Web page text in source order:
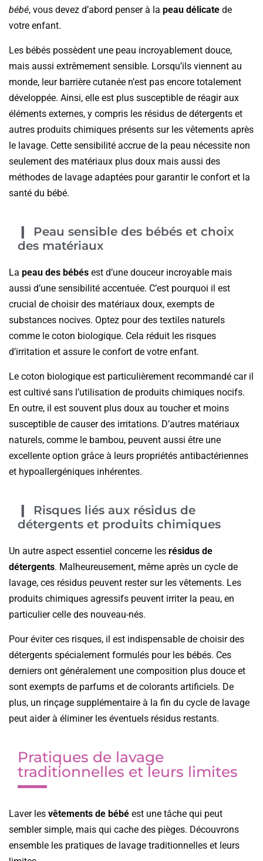
bébé, vous devez d’abord penser à la peau délicate de
votre enfant.
Les bébés possèdent une peau incroyablement douce,
mais aussi extrêmement sensible. Lorsqu’ils viennent au
monde, leur barrière cutanée n’est pas encore totalement
développée. Ainsi, elle est plus susceptible de réagir aux
éléments externes, y compris les résidus de détergents et
autres produits chimiques présents sur les vêtements après
le lavage. Cette sensibilité accrue de la peau nécessite non
seulement des matériaux plus doux mais aussi des
méthodes de lavage adaptées pour garantir le confort et la
santé du bébé.
Peau sensible des bébés et choix
des matériaux
La peau des bébés est d’une douceur incroyable mais
aussi d’une sensibilité accentuée. C’est pourquoi il est
crucial de choisir des matériaux doux, exempts de
substances nocives. Optez pour des textiles naturels
comme le coton biologique. Cela réduit les risques
d’irritation et assure le confort de votre enfant.
Le coton biologique est particulièrement recommandé car il
est cultivé sans l’utilisation de produits chimiques nocifs.
En outre, il est souvent plus doux au toucher et moins
susceptible de causer des irritations. D’autres matériaux
naturels, comme le bambou, peuvent aussi être une
excellente option grâce à leurs propriétés antibactériennes
et hypoallergéniques inhérentes.
Risques liés aux résidus de
détergents et produits chimiques
Un autre aspect essentiel concerne les résidus de
détergents. Malheureusement, même après un cycle de
lavage, ces résidus peuvent rester sur les vêtements. Les
produits chimiques agressifs peuvent irriter la peau, en
particulier celle des nouveau-nés.
Pour éviter ces risques, il est indispensable de choisir des
détergents spécialement formulés pour les bébés. Ces
derniers ont généralement une composition plus douce et
sont exempts de parfums et de colorants artificiels. De
plus, un rinçage supplémentaire à la fin du cycle de lavage
peut aider à éliminer les éventuels résidus restants.
Pratiques de lavage
traditionnelles et leurs limites
Laver les vêtements de bébé est une tâche qui peut
sembler simple, mais qui cache des pièges. Découvrons
ensemble les pratiques de lavage traditionnelles et leurs